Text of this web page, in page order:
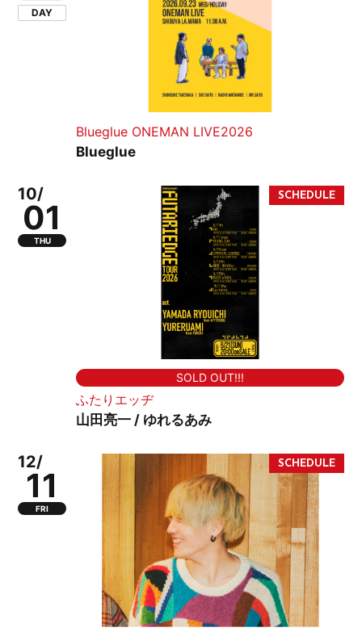
DAY
Blueglue ONEMAN LIVE2026
Blueglue
10/
01
THU
SOLD OUT!!!
ふたりエッヂ
山田亮一 / ゆれるあみ
12/
11
FRI